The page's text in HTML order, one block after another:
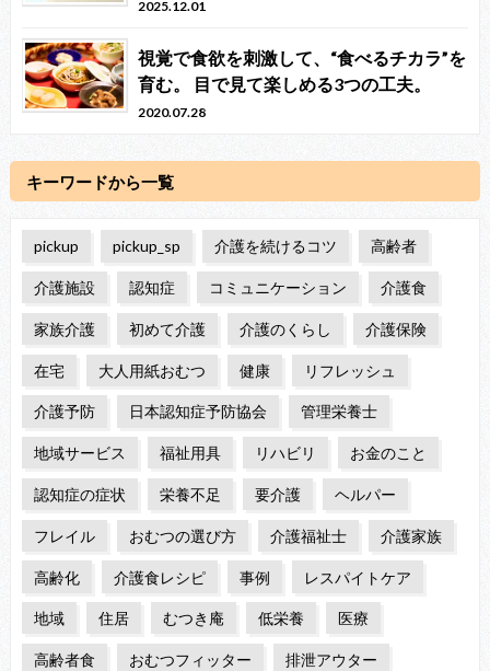
2025.12.01
視覚で食欲を刺激して、“食べるチカラ”を
育む。 目で見て楽しめる3つの工夫。
2020.07.28
キーワードから一覧
pickup pickup_sp 介護を続けるコツ 高齢者
介護施設 認知症 コミュニケーション 介護食
家族介護 初めて介護 介護のくらし 介護保険
在宅 大人用紙おむつ 健康 リフレッシュ
介護予防 日本認知症予防協会 管理栄養士
地域サービス 福祉用具 リハビリ お金のこと
認知症の症状 栄養不足 要介護 ヘルパー
フレイル おむつの選び方 介護福祉士 介護家族
高齢化 介護食レシピ 事例 レスパイトケア
地域 住居 むつき庵 低栄養 医療
高齢者食 おむつフィッター 排泄アウター